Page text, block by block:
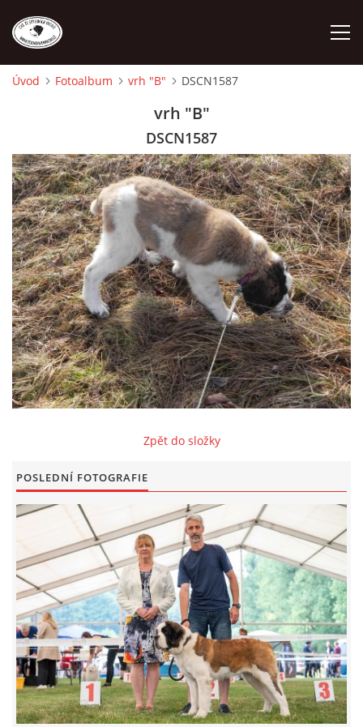
STANDARD
FENY
ŠTĚŇATA
VÝSTAVNÍ ÚSPĚCHY NAŠÍ CHS
FOTOALBUM
KONTAKT
© CHS ze Severních vrchů | Aktualizováno: 20. 7. 2026
Úvod Fotoalbum vrh "B" DSCN1587
vrh "B"
DSCN1587
Zpět do složky
POSLEDNÍ FOTOGRAFIE